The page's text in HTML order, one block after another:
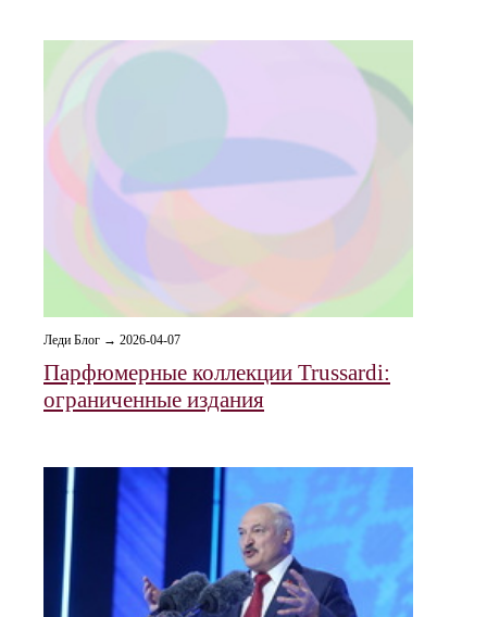
Леди Блог → 2026-04-07
Парфюмерные коллекции Trussardi:
ограниченные издания